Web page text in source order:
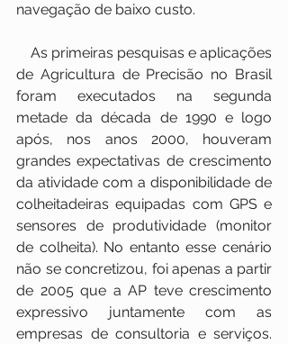
navegação de baixo custo.
de Agricultura de Precisão no Brasil
foram executados na segunda
metade da década de 1990 e logo
após, nos anos 2000, houveram
grandes expectativas de crescimento
da atividade com a disponibilidade de
colheitadeiras equipadas com GPS e
sensores de produtividade (monitor
de colheita). No entanto esse cenário
não se concretizou, foi apenas a partir
de 2005 que a AP teve crescimento
expressivo juntamente com as
empresas de consultoria e serviços.